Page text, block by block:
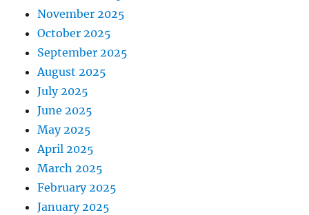
November 2025
October 2025
September 2025
August 2025
July 2025
June 2025
May 2025
April 2025
March 2025
February 2025
January 2025